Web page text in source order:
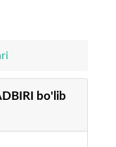
bo'lib